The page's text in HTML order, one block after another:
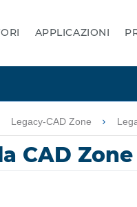
APPLICAZIONI
Legacy-CAD Zone
CAD Zone